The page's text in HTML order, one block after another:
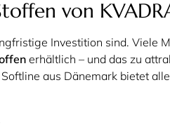
von
Investition sind. Viele
erhältlich – und das zu
aus Dänemark bietet